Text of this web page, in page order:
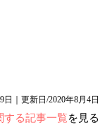
日｜更新日/2020年8月4日
する記事一覧を見る